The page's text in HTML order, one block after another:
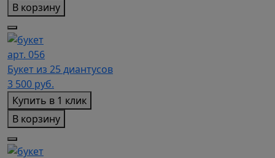
В корзину
арт. 056
Букет из 25 диантусов
3 500 руб.
Купить в 1 клик
В корзину